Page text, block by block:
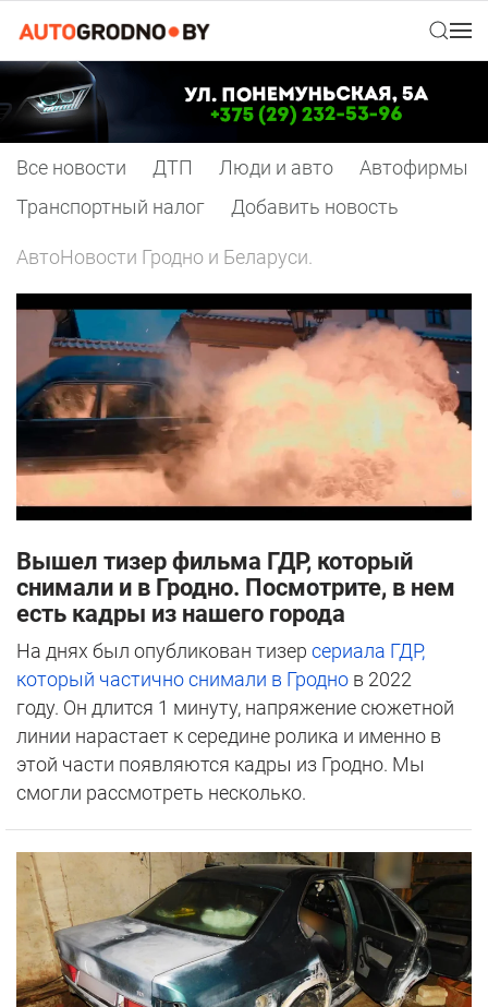
Все новости ДТП Люди и авто
Автофирмы
Транспортный налог
Добавить новость
АвтоНовости Гродно и Беларуси.
Вышел тизер фильма ГДР, который
снимали и в Гродно. Посмотрите, в нем
есть кадры из нашего города
На днях был опубликован тизер сериала ГДР,
который частично снимали в Гродно в 2022
году. Он длится 1 минуту, напряжение сюжетной
линии нарастает к середине ролика и именно в
этой части появляются кадры из Гродно. Мы
смогли рассмотреть несколько.